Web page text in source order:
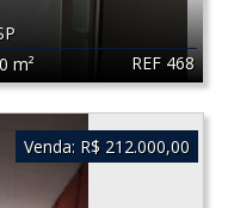
REF 468
m²
Venda: R$ 212.000,00